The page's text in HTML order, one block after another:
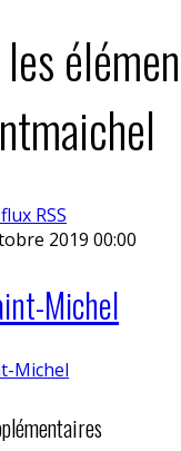
RSS
2019 00:00
Michel